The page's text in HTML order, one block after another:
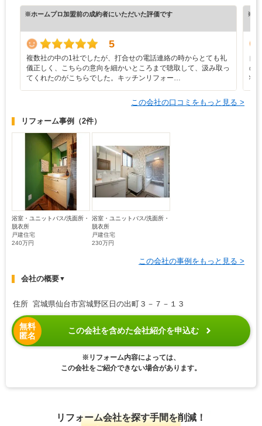
※ホームプロ加盟前の成約者にいただいた評価です
5
複数社の中の1社でしたが、打合せの電話連絡の時からとても礼
儀正しく、こちらの意向を細かいところまで聴取して、汲み取っ
てくれたのがこちらでした。キッチンリフォー…
※ホ
自
の
状
この会社の口コミをもっと見る >
リフォーム事例 （2件）
浴室・ユニットバス/洗面所・
脱衣所
戸建住宅
240万円
浴室・ユニットバス/洗面所・
脱衣所
戸建住宅
230万円
この会社の事例をもっと見る >
会社の概要▼
住所 宮城県仙台市宮城野区日の出町３－７－１３
無料
匿名
この会社を含めた会社紹介を申込む
※リフォーム内容によっては、
この会社をご紹介できない場合があります。
リフォーム会社を探す手間を削減！